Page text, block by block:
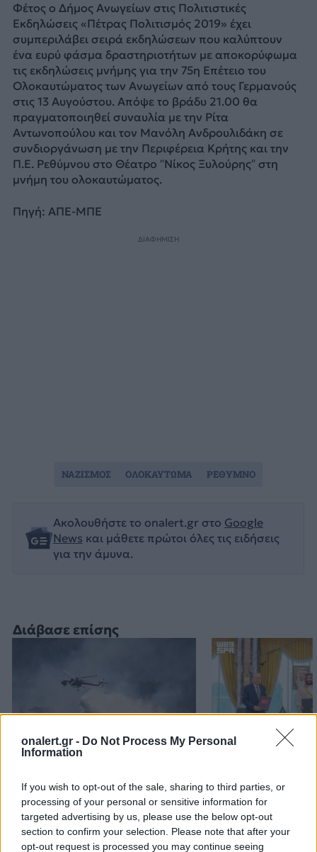
onalert.gr - Do Not Process My Personal
Information
If you wish to opt-out of the sale, sharing to third parties, or
processing of your personal or sensitive information for
targeted advertising by us, please use the below opt-out
section to confirm your selection. Please note that after your
opt-out request is processed you may continue seeing
Διάβασε επίσης
μέσων της
Πυροσβεστικής: Το
δυστύχημα στην Ψάθα, ο
συντονισμός και το
συμφωνία με
και Σαουδική
αντιβαίνει τις
μας στο NATO
Φέτος ο Δήμος Ανωγείων στις Πολιτιστικές
Εκδηλώσεις «Πέτρας Πολιτισμός 2019» έχει
συμπεριλάβει σειρά εκδηλώσεων που καλύπτουν
ένα ευρύ φάσμα δραστηριοτήτων με αποκορύφωμα
τις εκδηλώσεις μνήμης για την 75η Επέτειο του
Ολοκαυτώματος των Ανωγείων από τους Γερμανούς
στις 13 Αυγούστου. Απόψε το βράδυ 21.00 θα
πραγματοποιηθεί συναυλία με την Ρίτα
Αντωνοπούλου και τον Μανόλη Ανδρουλιδάκη σε
συνδιοργάνωση με την Περιφέρεια Κρήτης και την
Π.Ε. Ρεθύμνου στο Θέατρο “Νίκος Ξυλούρης” στη
μνήμη του ολοκαυτώματος.
Πηγή: ΑΠΕ-ΜΠΕ
ΔΙΑΦΗΜΙΣΗ
Ακολουθήστε το onalert.gr στο Google
News και μάθετε πρώτοι όλες τις ειδήσεις
για την άμυνα.
ΝΑΖΙΣΜΟΣ ΟΛΟΚΑΥΤΩΜΑ ΡΕΘΥΜΝΟ